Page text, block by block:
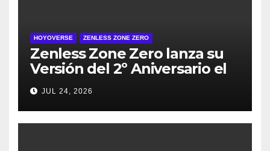
HOYOVERSE ZENLESS ZONE ZERO
Zenless Zone Zero lanza su
Versión del 2º Aniversario el
29 de julio – con regalos para
todos los jugadores y nuevos
personajes
JUL 24, 2026